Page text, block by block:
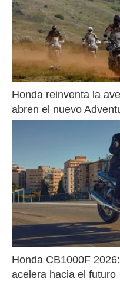
Honda reinventa la
abren el nuevo
Honda CB1000F
acelera hacia el futuro